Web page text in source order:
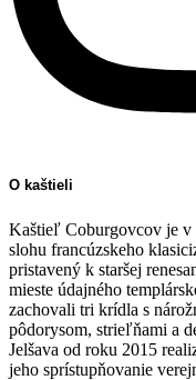
O kaštieli
Kaštieľ Coburgovcov je v
slohu francúzskeho
pristavený k staršej
mieste údajného
zachovali tri krídla s
pôdorysom, strieľňami a
Jelšava od roku 2015
jeho sprístupňovanie